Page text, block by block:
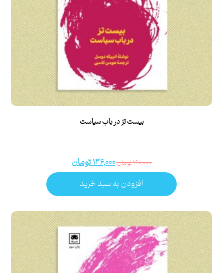
بیست تز در باب سیاست
۱۶۰,۰۰۰تومان۱۳۶,۰۰۰تومان
افزودن به سبد خرید